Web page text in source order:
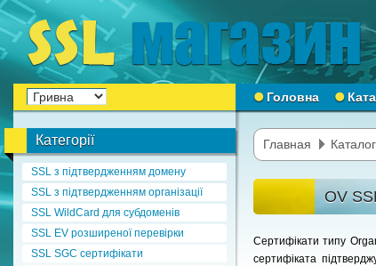
Головна
Категорії
SSL з підтвердженням домену
SSL з підтвердженням організації
SSL WildCard для субдоменів
SSL EV розширеної перевірки
SSL SGC сертифікати
Главная Каталог
OV
Сертифікати типу
сертифіката